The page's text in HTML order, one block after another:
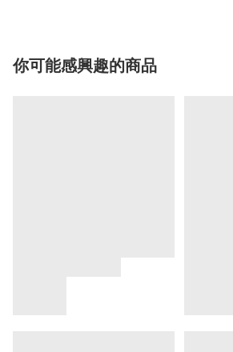
你可能感興趣的商品